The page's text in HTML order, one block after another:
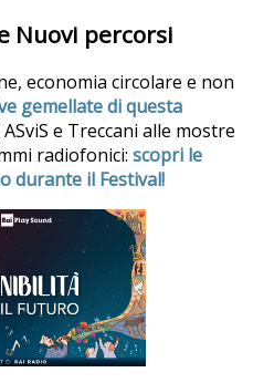
Nuovi percorsi
economia circolare e non
gemellate di questa
e Treccani alle mostre
radiofonici: scopri le
durante il Festival!